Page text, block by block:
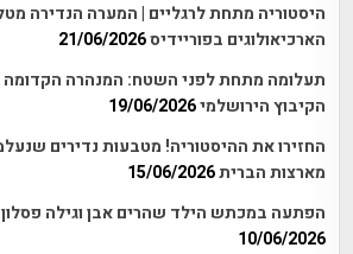
היסטוריה מתחת לרגליים | המערה הנדירה
הארכיאולוגים בפוריידיס21/06/2026
תעלומה מתחת לפני השטח: המנהרה
הקיבוץ הירושלמי19/06/2026
החזירו את ההיסטוריה! מטבעות נדירים
מארצות הברית15/06/2026
הפתעה במכתש הילד שהרים אבן וגילה פסלון קדום
10/06/2026